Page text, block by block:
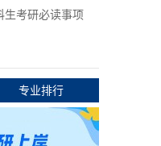
生考研必读事项
专业排行